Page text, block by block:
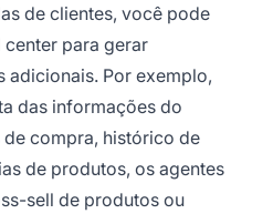
de clientes, você pode
para gerar
adicionais. Por exemplo,
das informações do
compra, histórico de
de produtos, os agentes
sell de produtos ou